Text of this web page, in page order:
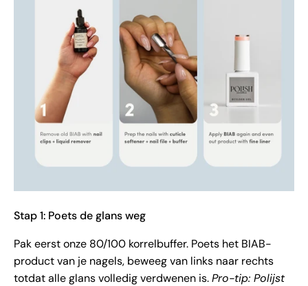
Stap 1: Poets de glans weg
Pak eerst onze 80/100 korrelbuffer. Poets het BIAB-
product van je nagels, beweeg van links naar rechts
totdat alle glans volledig verdwenen is.Pro-tip: Polijst